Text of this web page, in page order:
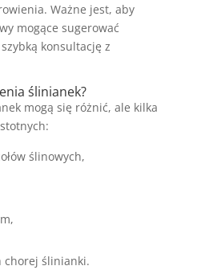
Ważne jest, aby
mogące sugerować
konsultację z
ślinianek?
mogą się różnić, ale kilka
ślinowych,
chorej ślinianki.